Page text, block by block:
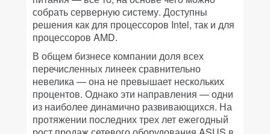
собрать серверную систему. Доступны
решения как для процессоров Intel, так и для
процессоров AMD.
В общем бизнесе компании доля всех
перечисленных линеек сравнительно
невелика — она не превышает нескольких
процентов. Однако эти направления — одни
из наиболее динамично развивающихся. На
протяжении последних трех лет ежегодный